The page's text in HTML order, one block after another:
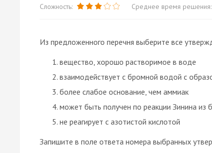
Сложность: Среднее время решения:
Из предложенного перечня выберите все
вещество, хорошо растворимое в воде
взаимодействует с бромной водой с
более слабое основание, чем аммиак
может быть получен по реакции Зинина из
не реагирует с азотистой кислотой
Запишите в поле ответа номера выбранных